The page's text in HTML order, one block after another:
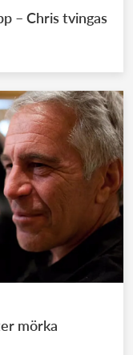
– Chris tvingas
mörka